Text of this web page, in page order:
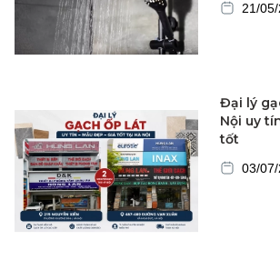
21/
Đại lý
Nội uy
tốt
03/